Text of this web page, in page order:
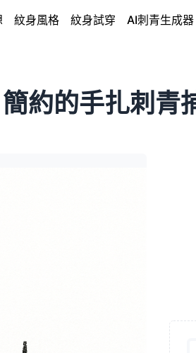
紋身風格 紋身試穿 AI刺青生成器
簡約的手扎刺青